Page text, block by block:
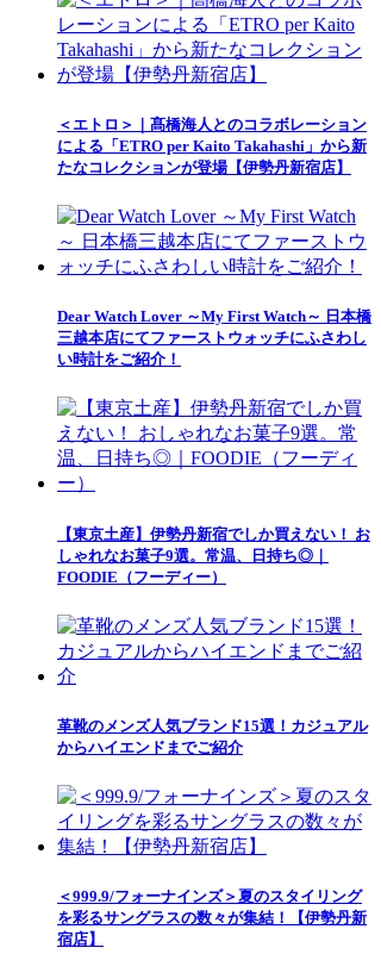
＜エトロ＞｜髙橋海人とのコラボレーション
による「ETRO per Kaito Takahashi」から新
たなコレクションが登場【伊勢丹新宿店】
Dear Watch Lover ～My First Watch～ 日本橋
三越本店にてファーストウォッチにふさわし
い時計をご紹介！
【東京土産】伊勢丹新宿でしか買えない！ お
しゃれなお菓子9選。常温、日持ち◎｜
FOODIE（フーディー）
革靴のメンズ人気ブランド15選！カジュアル
からハイエンドまでご紹介
＜999.9/フォーナインズ＞夏のスタイリング
を彩るサングラスの数々が集結！【伊勢丹新
宿店】